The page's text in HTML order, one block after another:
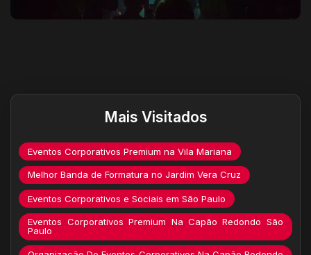
Mais Visitados
Eventos Corporativos Premium na Vila Mariana
Melhor Banda de Formatura no Jardim Vera Cruz
Eventos Corporativos e Sociais em São Paulo
Eventos Corporativos Premium Na Capão Redondo São
Paulo